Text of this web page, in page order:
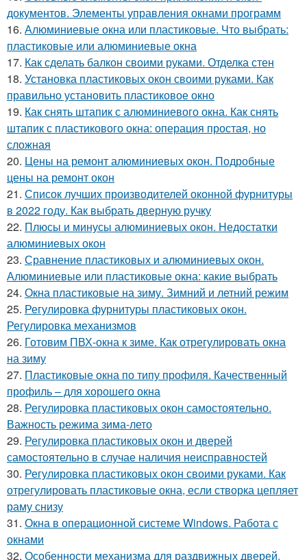
документов. Элементы управления окнами программ
16. Алюминиевые окна или пластиковые. Что выбрать:
пластиковые или алюминиевые окна
17. Как сделать балкон своими руками. Отделка стен
18. Установка пластиковых окон своими руками. Как
правильно установить пластиковое окно
19. Как снять штапик с алюминиевого окна. Как снять
штапик с пластикового окна: операция простая, но
сложная
20. Цены на ремонт алюминиевых окон. Подробные
цены на ремонт окон
21. Список лучших производителей оконной фурнитуры
в 2022 году. Как выбрать дверную ручку
22. Плюсы и минусы алюминиевых окон. Недостатки
алюминиевых окон
23. Сравнение пластиковых и алюминиевых окон.
Алюминиевые или пластиковые окна: какие выбрать
24. Окна пластиковые на зиму. Зимний и летний режим
25. Регулировка фурнитуры пластиковых окон.
Регулировка механизмов
26. Готовим ПВХ-окна к зиме. Как отрегулировать окна
на зиму
27. Пластиковые окна по типу профиля. Качественный
профиль – для хорошего окна
28. Регулировка пластиковых окон самостоятельно.
Важность режима зима-лето
29. Регулировка пластиковых окон и дверей
самостоятельно в случае наличия неисправностей
30. Регулировка пластиковых окон своими руками. Как
отрегулировать пластиковые окна, если створка цепляет
раму снизу
31. Окна в операционной системе Windows. Работа с
окнами
32. Особенности механизма для раздвижных дверей.